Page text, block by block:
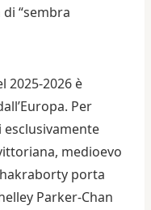
“sembra
2025-2026 è
Per
esclusivamente
medioevo
porta
Parker-Chan